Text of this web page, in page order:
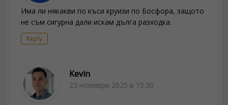
Има ли някакви по къси круизи по Босфора, защото
не съм сигурна дали искам дълга разходка.
Reply
Kevin
23 ноември 2025 в 15:30